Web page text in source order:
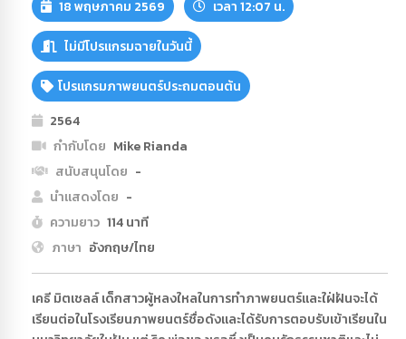
18 พฤษภาคม 2569 เวลา 12:07 น.
ไม่มีโปรแกรมฉายในวันนี้
โปรแกรมภาพยนตร์ประถมตอนต้น
2564
กำกับโดย Mike Rianda
สนับสนุนโดย -
นำแสดงโดย -
ความยาว 114 นาที
ภาษา อังกฤษ/ไทย
เคธี มิตเชลล์ เด็กสาวผู้หลงใหลในการทำภาพยนตร์และใฝ่ฝันจะได้
เรียนต่อในโรงเรียนภาพยนตร์ชื่อดังและได้รับการตอบรับเข้าเรียนใน